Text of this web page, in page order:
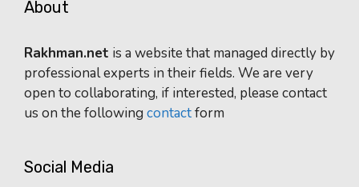
About
Rakhman.net is a website that managed directly by
professional experts in their fields. We are very
open to collaborating, if interested, please contact
us on the following contactform
Social Media